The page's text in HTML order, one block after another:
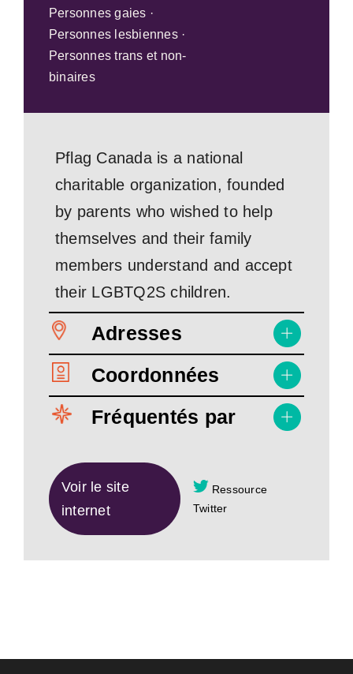
Personnes gaies ·
Personnes lesbiennes ·
Personnes trans et non-
binaires
Pflag Canada is a national
charitable organization, founded
by parents who wished to help
themselves and their family
members understand and accept
their LGBTQ2S children.
Adresses
Coordonnées
Fréquentés par
Voir le site
internet
Ressource
Twitter